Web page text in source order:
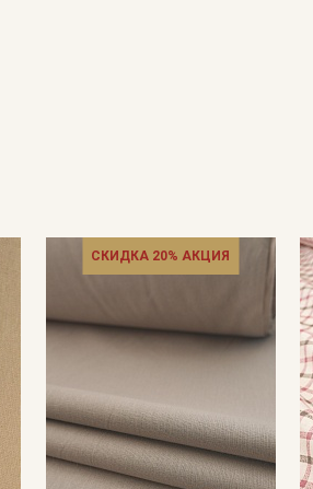
СКИДКА 20% АКЦИЯ